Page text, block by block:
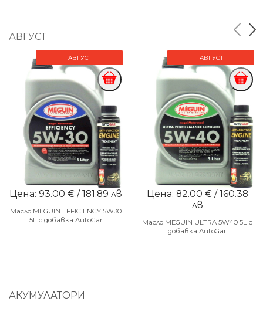
АВГУСТ
АВГУСТ
Цена: 93.00 € / 181.89 лв
Масло MEGUIN EFFICIENCY 5W30
5L с добавка AutoGar
АВГУСТ
Цена: 82.00 € / 160.38
лв
Масло MEGUIN ULTRA 5W40 5L с
добавка AutoGar
АКУМУЛАТОРИ